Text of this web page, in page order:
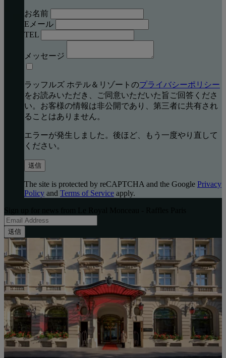
お名前
Eメール
TEL
メッセージ
ラッフルズ ホテル＆リゾートのプライバシーポリシー
をお読みいただき、ご同意いただいた旨ご回答くださ
い。お客様の情報は非公開であり、第三者に共有され
ることはありません。
エラーが発生しました。後ほど、もう一度やり直して
ください。
送信
The site is protected by reCAPTCHA and the Google Privacy
Policy and Terms of Service apply.
送信